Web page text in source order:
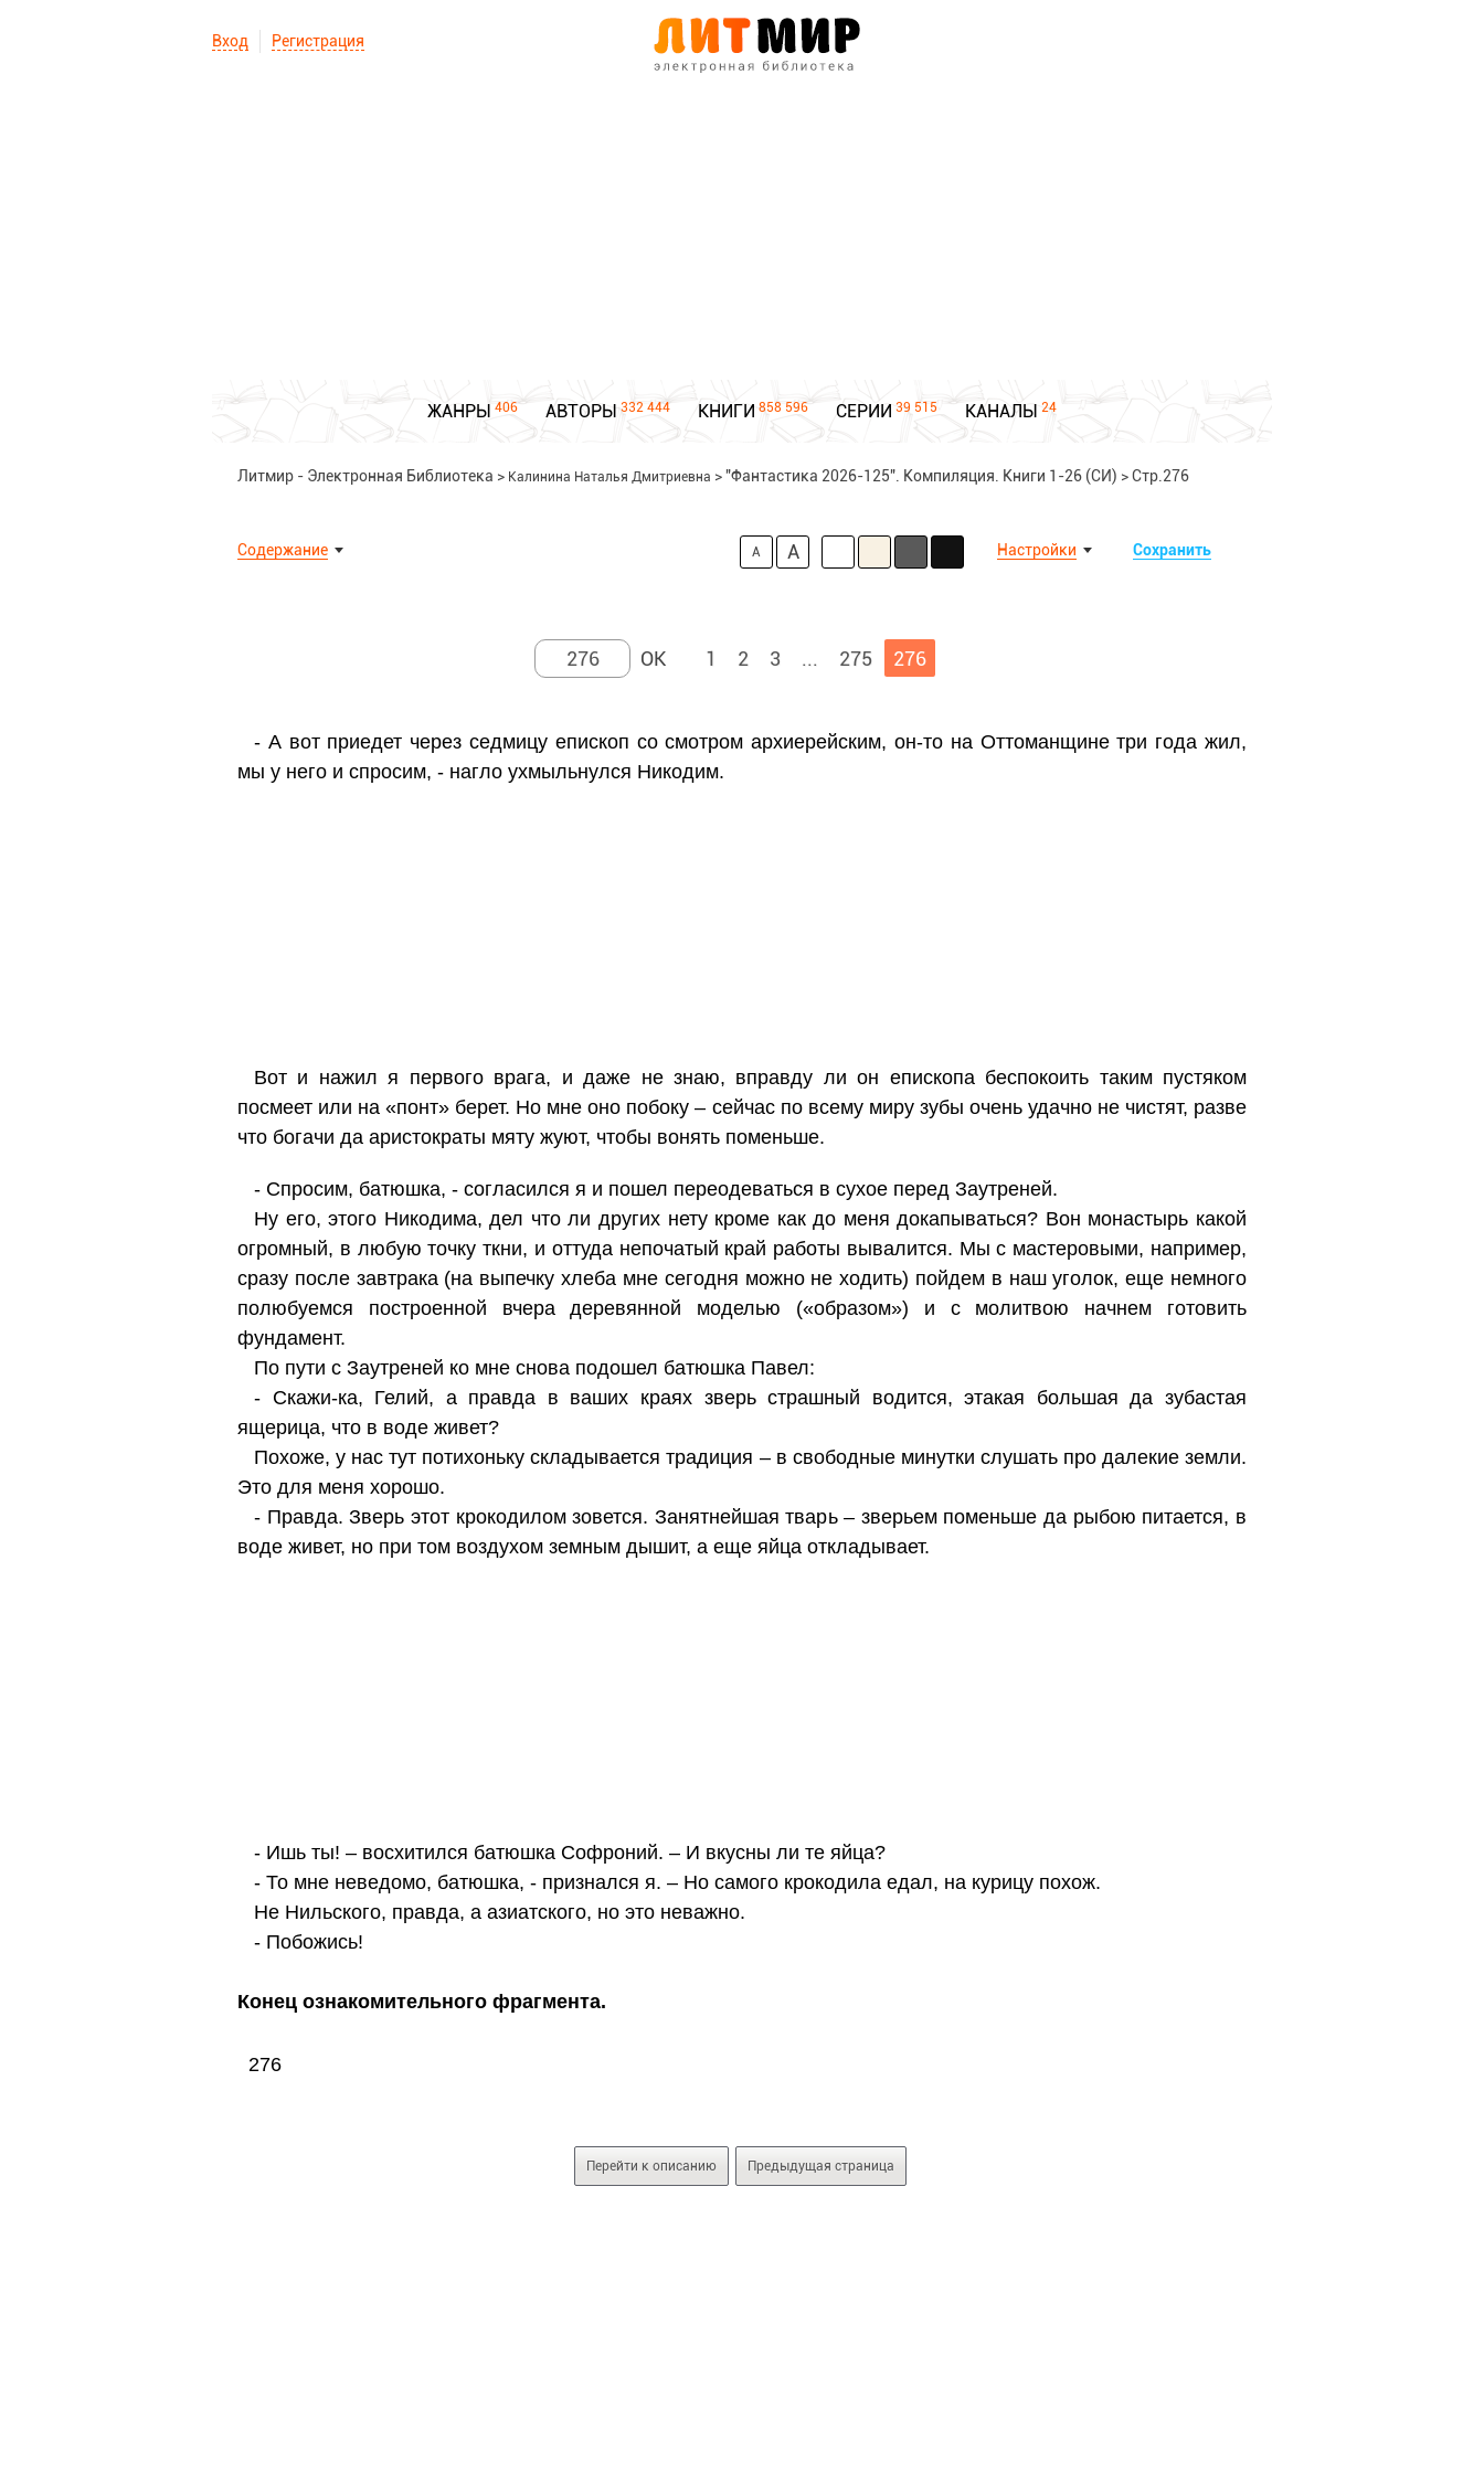
Вход Регистрация
ЖАНРЫ 406 АВТОРЫ 332 444 КНИГИ 858 596 СЕРИИ 39 515 КАНАЛЫ 24
Литмир - Электронная Библиотека > Калинина Наталья Дмитриевна >"Фантастика 2026-125". Компиляция. Книги 1-26 (СИ) >Стр.276
Содержание Сохранить
Настройки
A A
1 2 3 ... 275 276
- А вот приедет через седмицу епископ со смотром архиерейским, он-то на Оттоманщине три года жил,
мы у него и спросим, - нагло ухмыльнулся Никодим.
Вот и нажил я первого врага, и даже не знаю, вправду ли он епископа беспокоить таким пустяком
посмеет или на «понт» берет. Но мне оно побоку – сейчас по всему миру зубы очень удачно не чистят, разве
что богачи да аристократы мяту жуют, чтобы вонять поменьше.
- Спросим, батюшка, - согласился я и пошел переодеваться в сухое перед Заутреней.
Ну его, этого Никодима, дел что ли других нету кроме как до меня докапываться? Вон монастырь какой
огромный, в любую точку ткни, и оттуда непочатый край работы вывалится. Мы с мастеровыми, например,
сразу после завтрака (на выпечку хлеба мне сегодня можно не ходить) пойдем в наш уголок, еще немного
полюбуемся построенной вчера деревянной моделью («образом») и с молитвою начнем готовить
фундамент.
По пути с Заутреней ко мне снова подошел батюшка Павел:
- Скажи-ка, Гелий, а правда в ваших краях зверь страшный водится, этакая большая да зубастая
ящерица, что в воде живет?
Похоже, у нас тут потихоньку складывается традиция – в свободные минутки слушать про далекие земли.
Это для меня хорошо.
- Правда. Зверь этот крокодилом зовется. Занятнейшая тварь – зверьем поменьше да рыбою питается, в
воде живет, но при том воздухом земным дышит, а еще яйца откладывает.
- Ишь ты! – восхитился батюшка Софроний. – И вкусны ли те яйца?
- То мне неведомо, батюшка, - признался я. – Но самого крокодила едал, на курицу похож.
Не Нильского, правда, а азиатского, но это неважно.
- Побожись!
Конец ознакомительного фрагмента.
276
Перейти к описанию Предыдущая страница